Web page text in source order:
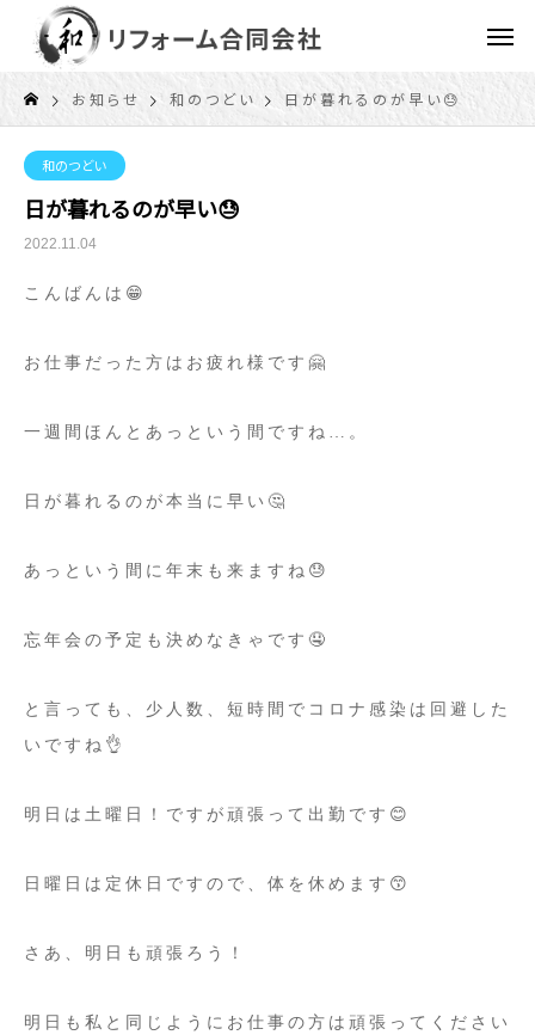
お知らせ 和のつどい 日が暮れるのが早い😓
和のつどい
日が暮れるのが早い😓
2022.11.04
こんばんは😁
お仕事だった方はお疲れ様です🤗
一週間ほんとあっという間ですね…。
日が暮れるのが本当に早い🤔
あっという間に年末も来ますね😓
忘年会の予定も決めなきゃです🤤
と言っても、少人数、短時間でコロナ感染は回避した
いですね👌
明日は土曜日！ですが頑張って出勤です😊
日曜日は定休日ですので、体を休めます😙
さあ、明日も頑張ろう！
明日も私と同じようにお仕事の方は頑張ってください